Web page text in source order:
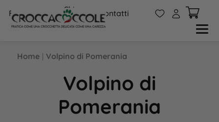
FAQs
Chi
siamo
Contatti W A
Home | Volpino di Pomerania
Volpino di
Pomerania